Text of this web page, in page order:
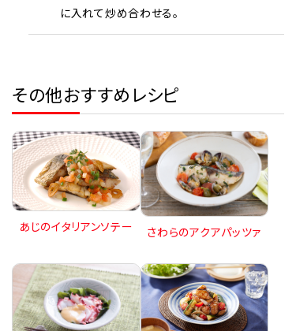
に入れて炒め合わせる。
その他おすすめレシピ
あじのイタリアンソテー さわらのアクアパッツァ